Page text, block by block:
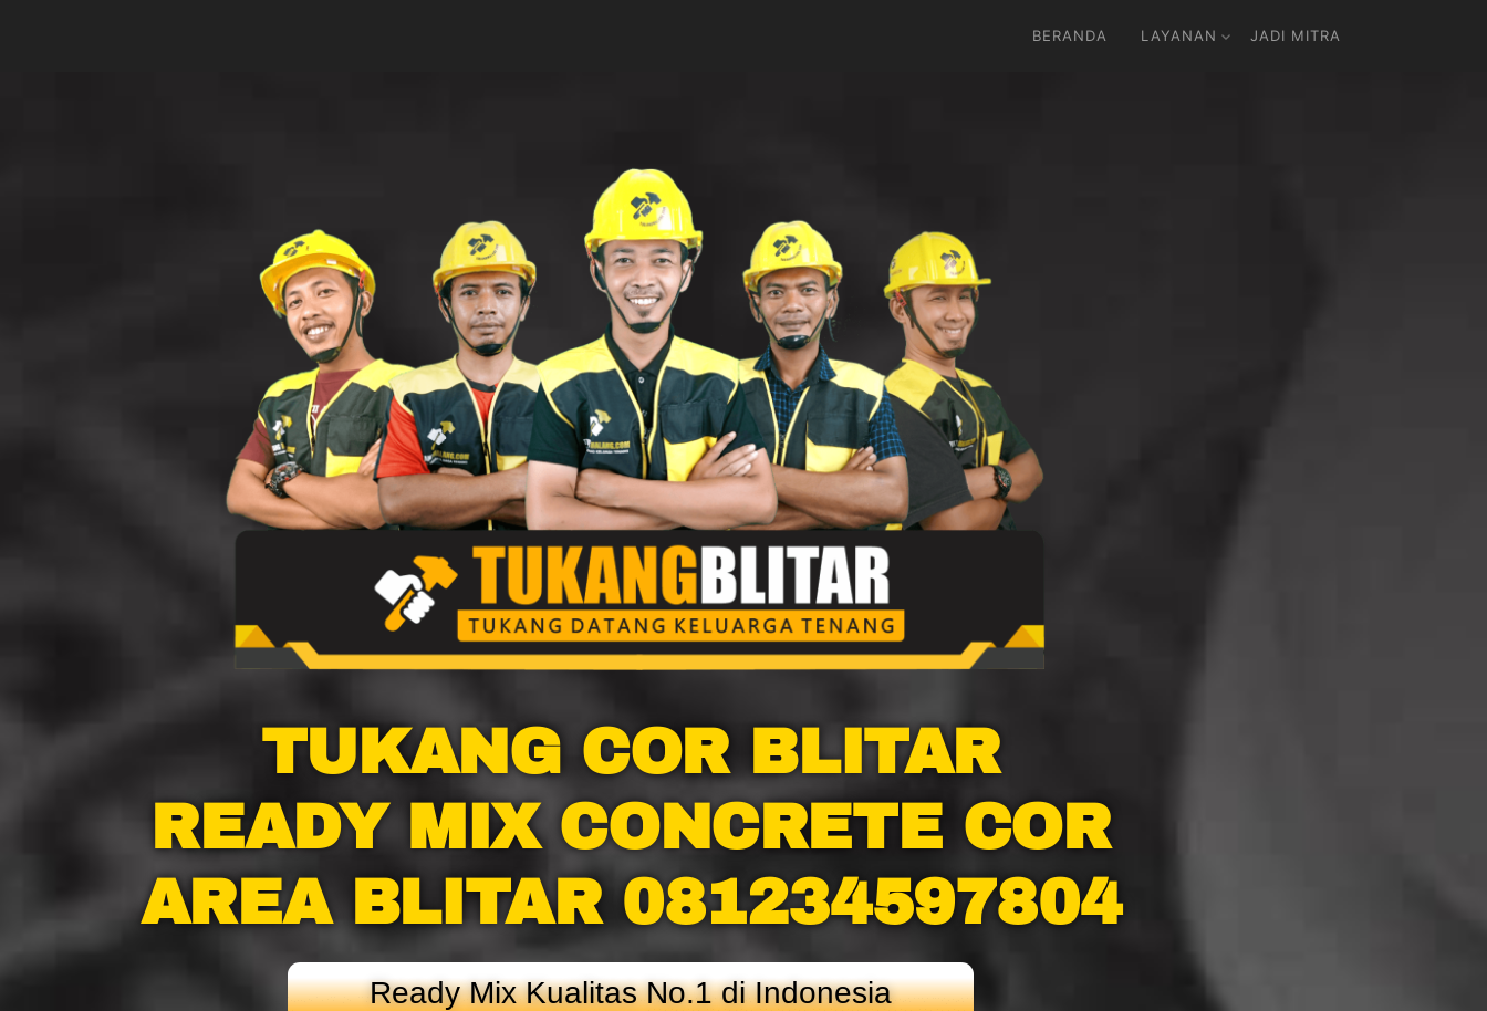
BERANDA LAYANAN JADI MITRA
TUKANG COR BLITAR
READY MIX CONCRETE COR
AREA BLITAR 081234597804
Ready Mix Kualitas No.1 di Indonesia